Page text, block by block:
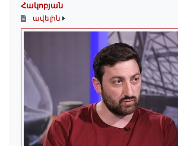
Հակոբյան
ավելին